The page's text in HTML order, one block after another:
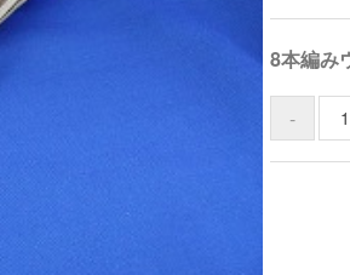
8本編み